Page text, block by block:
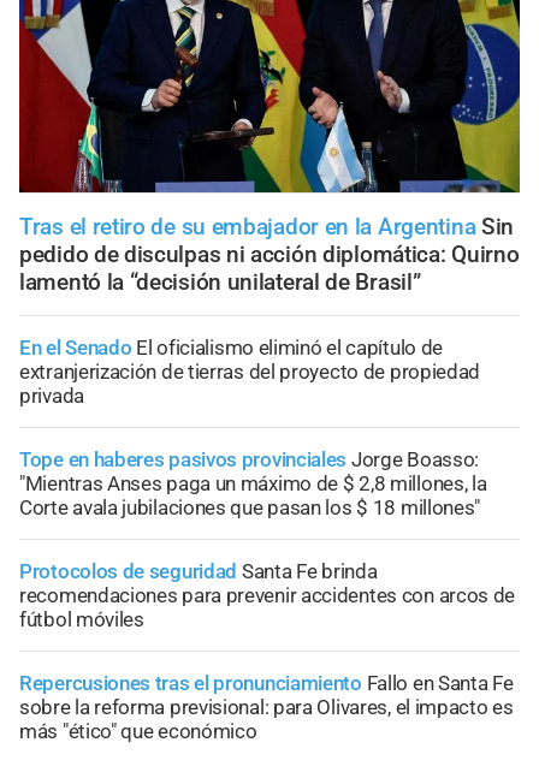
Tras el retiro de su embajador en la Argentina Sin
pedido de disculpas ni acción diplomática: Quirno
lamentó la “decisión unilateral de Brasil”
En el Senado El oficialismo eliminó el capítulo de
extranjerización de tierras del proyecto de propiedad
privada
Tope en haberes pasivos provinciales Jorge Boasso:
"Mientras Anses paga un máximo de $ 2,8 millones, la
Corte avala jubilaciones que pasan los $ 18 millones"
Protocolos de seguridad Santa Fe brinda
recomendaciones para prevenir accidentes con arcos de
fútbol móviles
Repercusiones tras el pronunciamiento Fallo en Santa Fe
sobre la reforma previsional: para Olivares, el impacto es
más "ético" que económico